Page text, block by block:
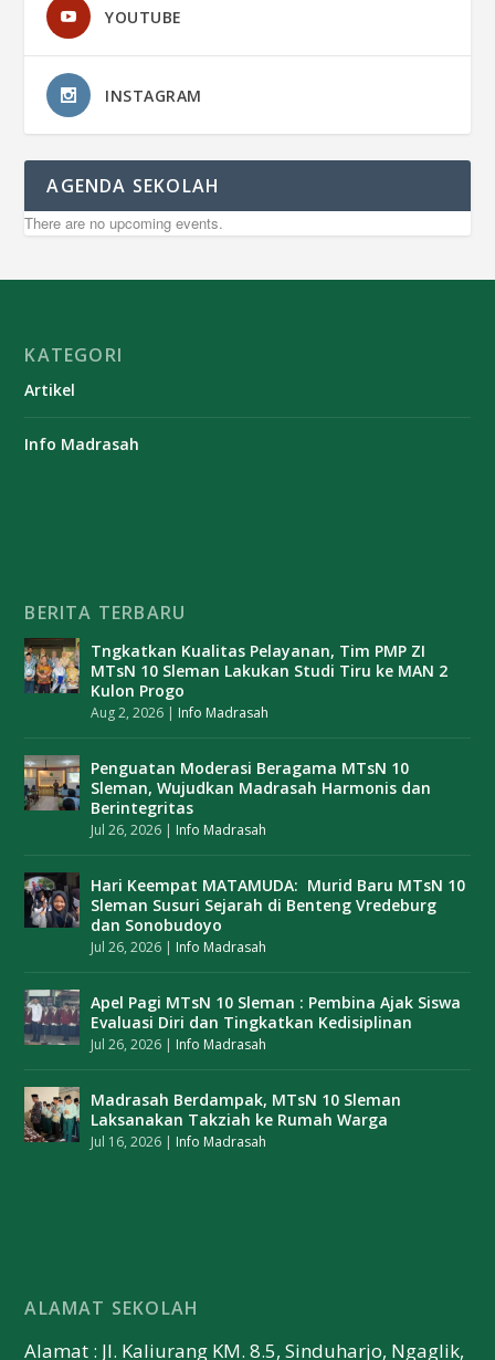
YOUTUBE
INSTAGRAM
AGENDA SEKOLAH
There are no upcoming events.
KATEGORI
Artikel
Info Madrasah
BERITA TERBARU
Tngkatkan Kualitas Pelayanan, Tim PMP ZI
MTsN 10 Sleman Lakukan Studi Tiru ke MAN 2
Kulon Progo
Aug 2, 2026 | Info Madrasah
Penguatan Moderasi Beragama MTsN 10
Sleman, Wujudkan Madrasah Harmonis dan
Berintegritas
Jul 26, 2026 | Info Madrasah
Hari Keempat MATAMUDA: Murid Baru MTsN 10
Sleman Susuri Sejarah di Benteng Vredeburg
dan Sonobudoyo
Jul 26, 2026 | Info Madrasah
Apel Pagi MTsN 10 Sleman : Pembina Ajak Siswa
Evaluasi Diri dan Tingkatkan Kedisiplinan
Jul 26, 2026 | Info Madrasah
Madrasah Berdampak, MTsN 10 Sleman
Laksanakan Takziah ke Rumah Warga
Jul 16, 2026 | Info Madrasah
ALAMAT SEKOLAH
Alamat : Jl. Kaliurang KM. 8.5, Sinduharjo, Ngaglik,